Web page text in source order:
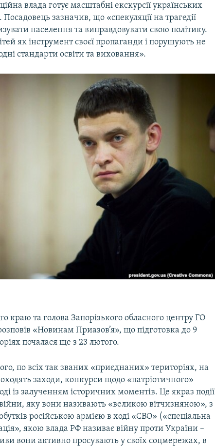
влада готує масштабні екскурсії українських
Посадовець зазначив, що «спекуляції на трагедії
населення та виправдовувати свою політику.
як інструмент своєї пропаганди і порушують не
стандарти освіти та виховання».
краю та голова Запорізького обласного центру ГО
«Новинам Приазов’я», що підготовка до 9
почалася ще з 23 лютого.
по всіх так званих «приєднаних» територіях, на
заходи, конкурси щодо «патріотичного»
із залученням історичних моментів. Це якраз події
війни, яку вони називають «великою вітчизняною», з
російською армією в ході «СВО» («спеціальна
якою влада РФ називає війну проти України –
вони активно просувають у своїх соцмережах, в